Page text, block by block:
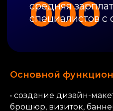
Основной
• создание дизайн-
брошюр, визиток,